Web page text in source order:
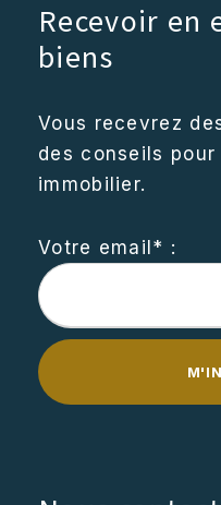
Recevoir en
biens
Vous recevrez
des conseils
immobilier.
Votre email* :